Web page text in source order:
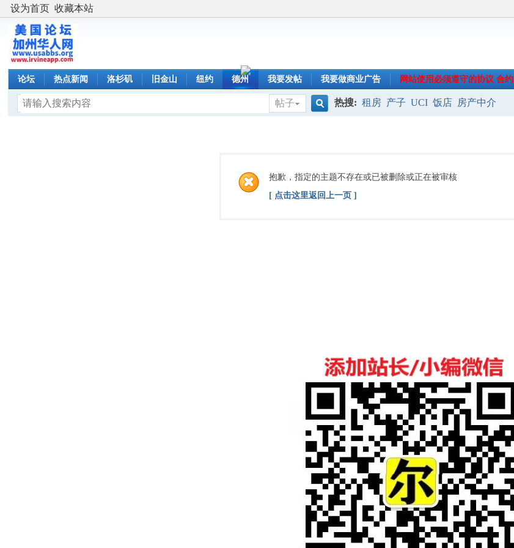
设为首页 收藏本站
论坛 热点新闻 洛杉矶 旧金山 纽约 德州 我要发帖 我要做商业广告 网站使用必须遵守的协议 合约
帖子
索
热搜: 租房 产子 UCI 饭店 房产中介
抱歉，指定的主题不存在或已被删除或正在被审核
[ 点击这里返回上一页 ]